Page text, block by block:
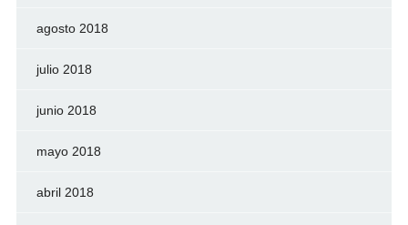
agosto 2018
julio 2018
junio 2018
mayo 2018
abril 2018